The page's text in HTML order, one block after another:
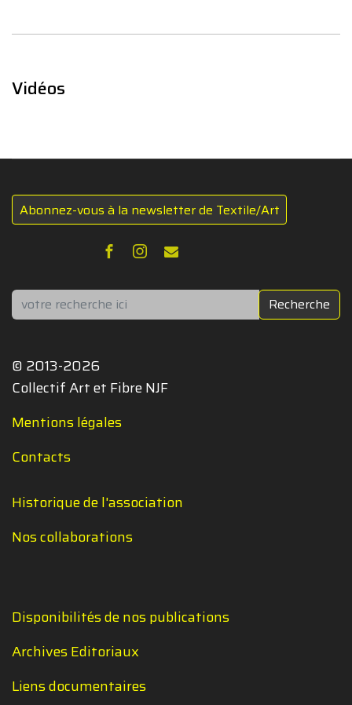
Vidéos
Abonnez-vous à la newsletter de Textile/Art
Rechercher Recherche
© 2013-2026
Collectif Art et Fibre NJF
Mentions légales
Contacts
Historique de l'association
Nos collaborations
Disponibilités de nos publications
Archives Editoriaux
Liens documentaires